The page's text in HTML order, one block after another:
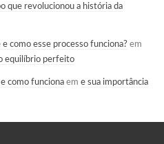
que revolucionou a história da
como esse processo funciona? em
equilíbrio perfeito
como funciona em e sua importância